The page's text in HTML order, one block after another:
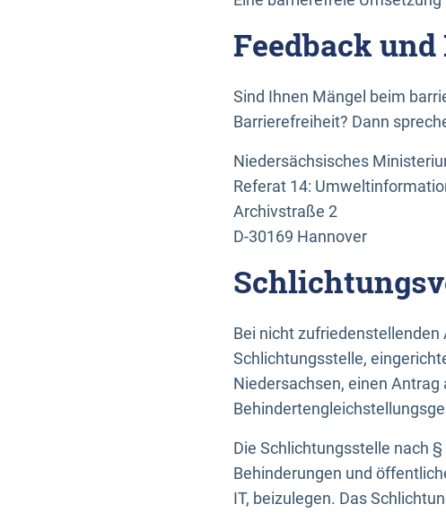
Feedback
Sind Ihnen Mängel beim
Barrierefreiheit? Dann
Niedersächsisches
Referat 14:
Archivstraße 2
D-30169 Hannover
Bei nicht
Schlichtungsstelle,
Niedersachsen, einen
Die Schlichtungsstelle nach
Behinderungen und
IT, beizulegen. Das